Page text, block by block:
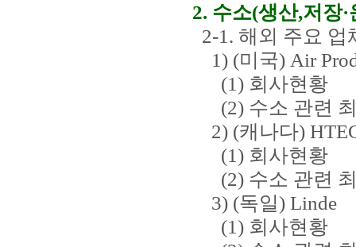
2. 수소(생산,저장
2-1. 해외 주요 업
1) (미국) Air
(1) 회사현황
(2) 수소 관련
2) (캐나다)
(1) 회사현황
(2) 수소 관련
3) (독일) Linde
(1) 회사현황